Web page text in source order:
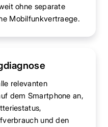
ohne separate
Mobilfunkvertraege.
relevanten
dem Smartphone an,
und den